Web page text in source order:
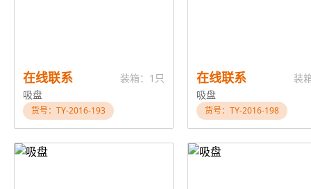
在线联系
装箱：1只
吸盘
货号：TY-2016-193
在线联系
装
吸盘
货号：TY-2016-198